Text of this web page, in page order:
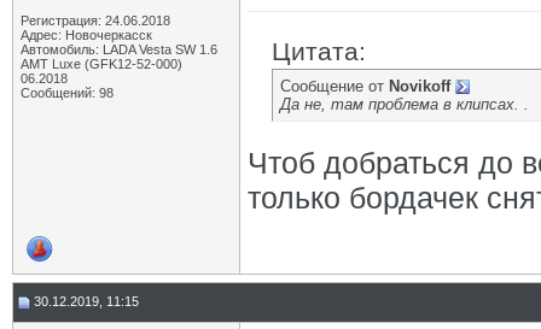
Регистрация: 24.06.2018
Адрес: Новочеркасск
Автомобиль: LADA Vesta SW 1.6
AMT Luxe (GFK12-52-000)
06.2018
Сообщений: 98
Цитата:
Сообщение от Novikoff
Да не, там проблема в клипсах. .
Чтоб добраться до
только бордачек
30.12.2019, 11:15